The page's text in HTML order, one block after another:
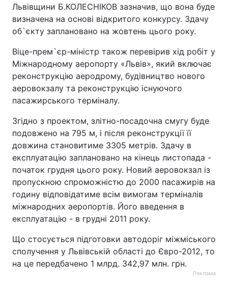
Львівщини Б.КОЛЕСНІКОВ зазначив, що вона буде
визначена на основі відкритого конкурсу. Здачу
об`єкту заплановано на жовтень цього року.
Віце-прем`єр-міністр також перевірив хід робіт у
Міжнародному аеропорту «Львів», який включає
реконструкцію аеродрому, будівництво нового
аеровокзалу та реконструкцію існуючого
пасажирського терміналу.
Згідно з проектом, злітно-посадочна смугу буде
подовжено на 795 м, і після реконструкції її
довжина становитиме 3305 метрів. Здачу в
експлуатацію заплановано на кінець листопада -
початок грудня цього року. Новий аеровокзал із
пропускною спроможністю до 2000 пасажирів на
годину відповідатиме всім вимогам терміналів
міжнародних аеропортів. Його введення в
експлуатацію - в грудні 2011 року.
Що стосується підготовки автодоріг міжміського
сполучення у Львівській області до Євро-2012, то
на це передбачено 1 млрд. 342,97 млн. грн.
Реклама